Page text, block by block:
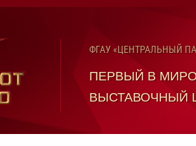
ФГАУ «ЦЕНТРАЛЬНЫЙ
ПЕРВЫЙ В
ВЫСТАВОЧНЫЙ